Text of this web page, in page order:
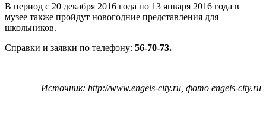
В период с 20 декабря 2016 года по 13 января 2016 года в
музее также пройдут новогодние представления для
школьников.
Справки и заявки по телефону: 56-70-73.
Источник: http://www.engels-city.ru, фото engels-city.ru